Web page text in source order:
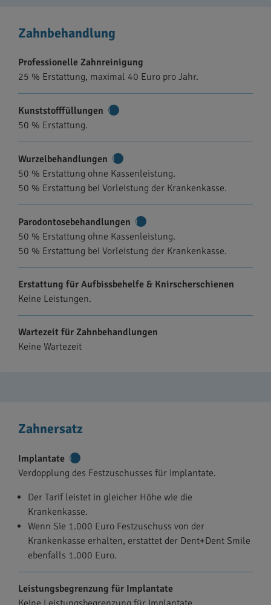
Zahnbehandlung
Professionelle Zahnreinigung
25 % Erstattung, maximal 40 Euro pro Jahr.
Kunststofffüllungen
50 % Erstattung.
Wurzelbehandlungen
Informationen
50 % Erstattung ohne Kassenleistung.
50 % Erstattung bei Vorleistung der Krankenkasse.
Parodontosebehandlungen
Informationen
50 % Erstattung ohne Kassenleistung.
50 % Erstattung bei Vorleistung der Krankenkasse.
Erstattung für Aufbissbehelfe & Knirscherschienen
Keine Leistungen.
Wartezeit für Zahnbehandlungen
Keine Wartezeit
Zahnersatz
Implantate
Informationen
Verdopplung des Festzuschusses für Implantate.
Der Tarif leistet in gleicher Höhe wie die
Krankenkasse.
Wenn Sie 1.000 Euro Festzuschuss von der
Krankenkasse erhalten, erstattet der Dent+Dent Smile
ebenfalls 1.000 Euro.
Leistungsbegrenzung für Implantate